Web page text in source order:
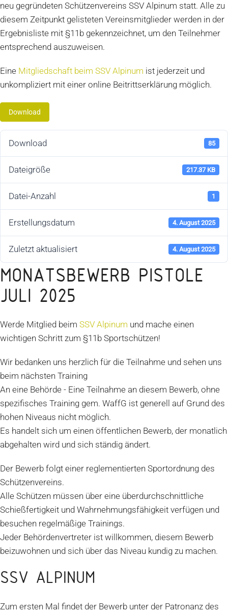
neu gegründeten Schützenvereins SSV Alpinum statt. Alle zu
diesem Zeitpunkt gelisteten Vereinsmitglieder werden in der
Ergebnisliste mit §11b gekennzeichnet, um den Teilnehmer
entsprechend auszuweisen.
Eine Mitgliedschaft beim SSV Alpinum ist jederzeit und
unkompliziert mit einer online Beitrittserklärung möglich.
Download
Download 85
Dateigröße 217.37 KB
Datei-Anzahl 1
Erstellungsdatum 4. August 2025
Zuletzt aktualisiert 4. August 2025
MONATSBEWERB PISTOLE
JULI 2025
Werde Mitglied beim SSV Alpinum und mache einen
wichtigen Schritt zum §11b Sportschützen!
Wir bedanken uns herzlich für die Teilnahme und sehen uns
beim nächsten Training
An eine Behörde - Eine Teilnahme an diesem Bewerb, ohne
spezifisches Training gem. WaffG ist generell auf Grund des
hohen Niveaus nicht möglich.
Es handelt sich um einen öffentlichen Bewerb, der monatlich
abgehalten wird und sich ständig ändert.
Der Bewerb folgt einer reglementierten Sportordnung des
Schützenvereins.
Alle Schützen müssen über eine überdurchschnittliche
Schießfertigkeit und Wahrnehmungsfähigkeit verfügen und
besuchen regelmäßige Trainings.
Jeder Behördenvertreter ist willkommen, diesem Bewerb
beizuwohnen und sich über das Niveau kundig zu machen.
SSV ALPINUM
Zum ersten Mal findet der Bewerb unter der Patronanz des